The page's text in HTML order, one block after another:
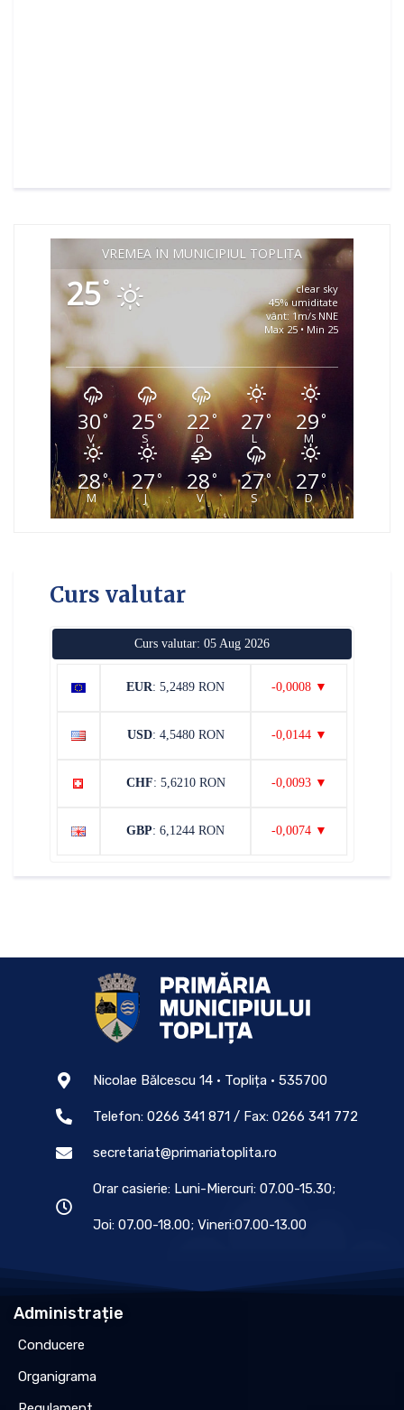
VREMEA ÎN MUNICIPIUL TOPLIȚA
25°
clear sky
45% umiditate
vânt: 1m/s NNE
Max 25 • Min 25
30°
V
25°
S
22°
D
27°
L
29°
M
28°
M
27°
J
28°
V
27°
S
27°
D
Curs valutar
Curs valutar: 05 Aug 2026
EUR: 5,2489 RON -0,0008 ▼
USD: 4,5480 RON -0,0144 ▼
CHF: 5,6210 RON -0,0093 ▼
GBP: 6,1244 RON -0,0074 ▼
Nicolae Bălcescu 14 • Toplița • 535700
Telefon: 0266 341 871 / Fax: 0266 341 772
secretariat@primariatoplita.ro
Orar casierie: Luni-Miercuri: 07.00-15.30;
Joi: 07.00-18.00; Vineri:07.00-13.00
Administrație
Conducere
Organigrama